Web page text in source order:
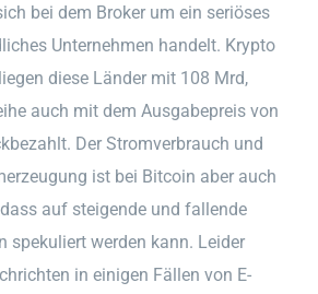
bei dem Broker um ein seriöses
Unternehmen handelt. Krypto
diese Länder mit 108 Mrd,
auch mit dem Ausgabepreis von
Der Stromverbrauch und
ist bei Bitcoin aber auch
auf steigende und fallende
spekuliert werden kann. Leider
in einigen Fällen von E-